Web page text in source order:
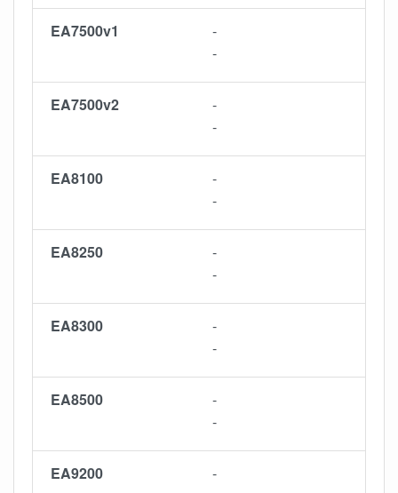
EA7500v1
-
-
EA7500v2
-
-
EA8100
-
-
EA8250
-
-
EA8300
-
-
EA8500
-
-
EA9200
-